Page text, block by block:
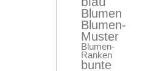
Blumen
Blumen-
Muster
Blumen-
Ranken
bunte